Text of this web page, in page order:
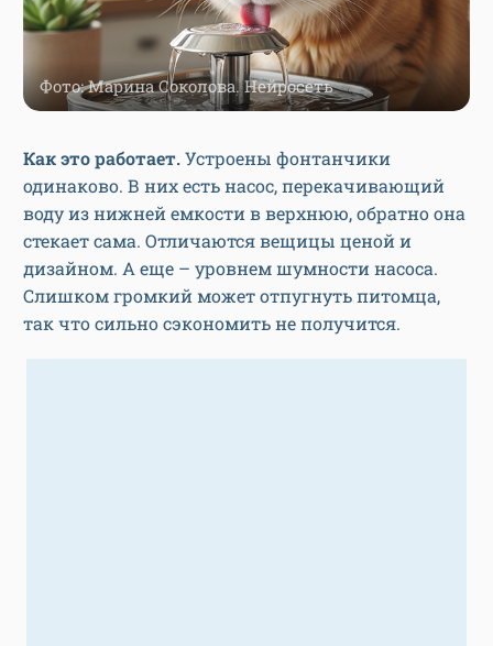
Фото: Марина Соколова. Нейросеть
Как это работает.Устроены фонтанчики
одинаково. В них есть насос, перекачивающий
воду из нижней емкости в верхнюю, обратно она
стекает сама. Отличаются вещицы ценой и
дизайном. А еще – уровнем шумности насоса.
Слишком громкий может отпугнуть питомца,
так что сильно сэкономить не получится.